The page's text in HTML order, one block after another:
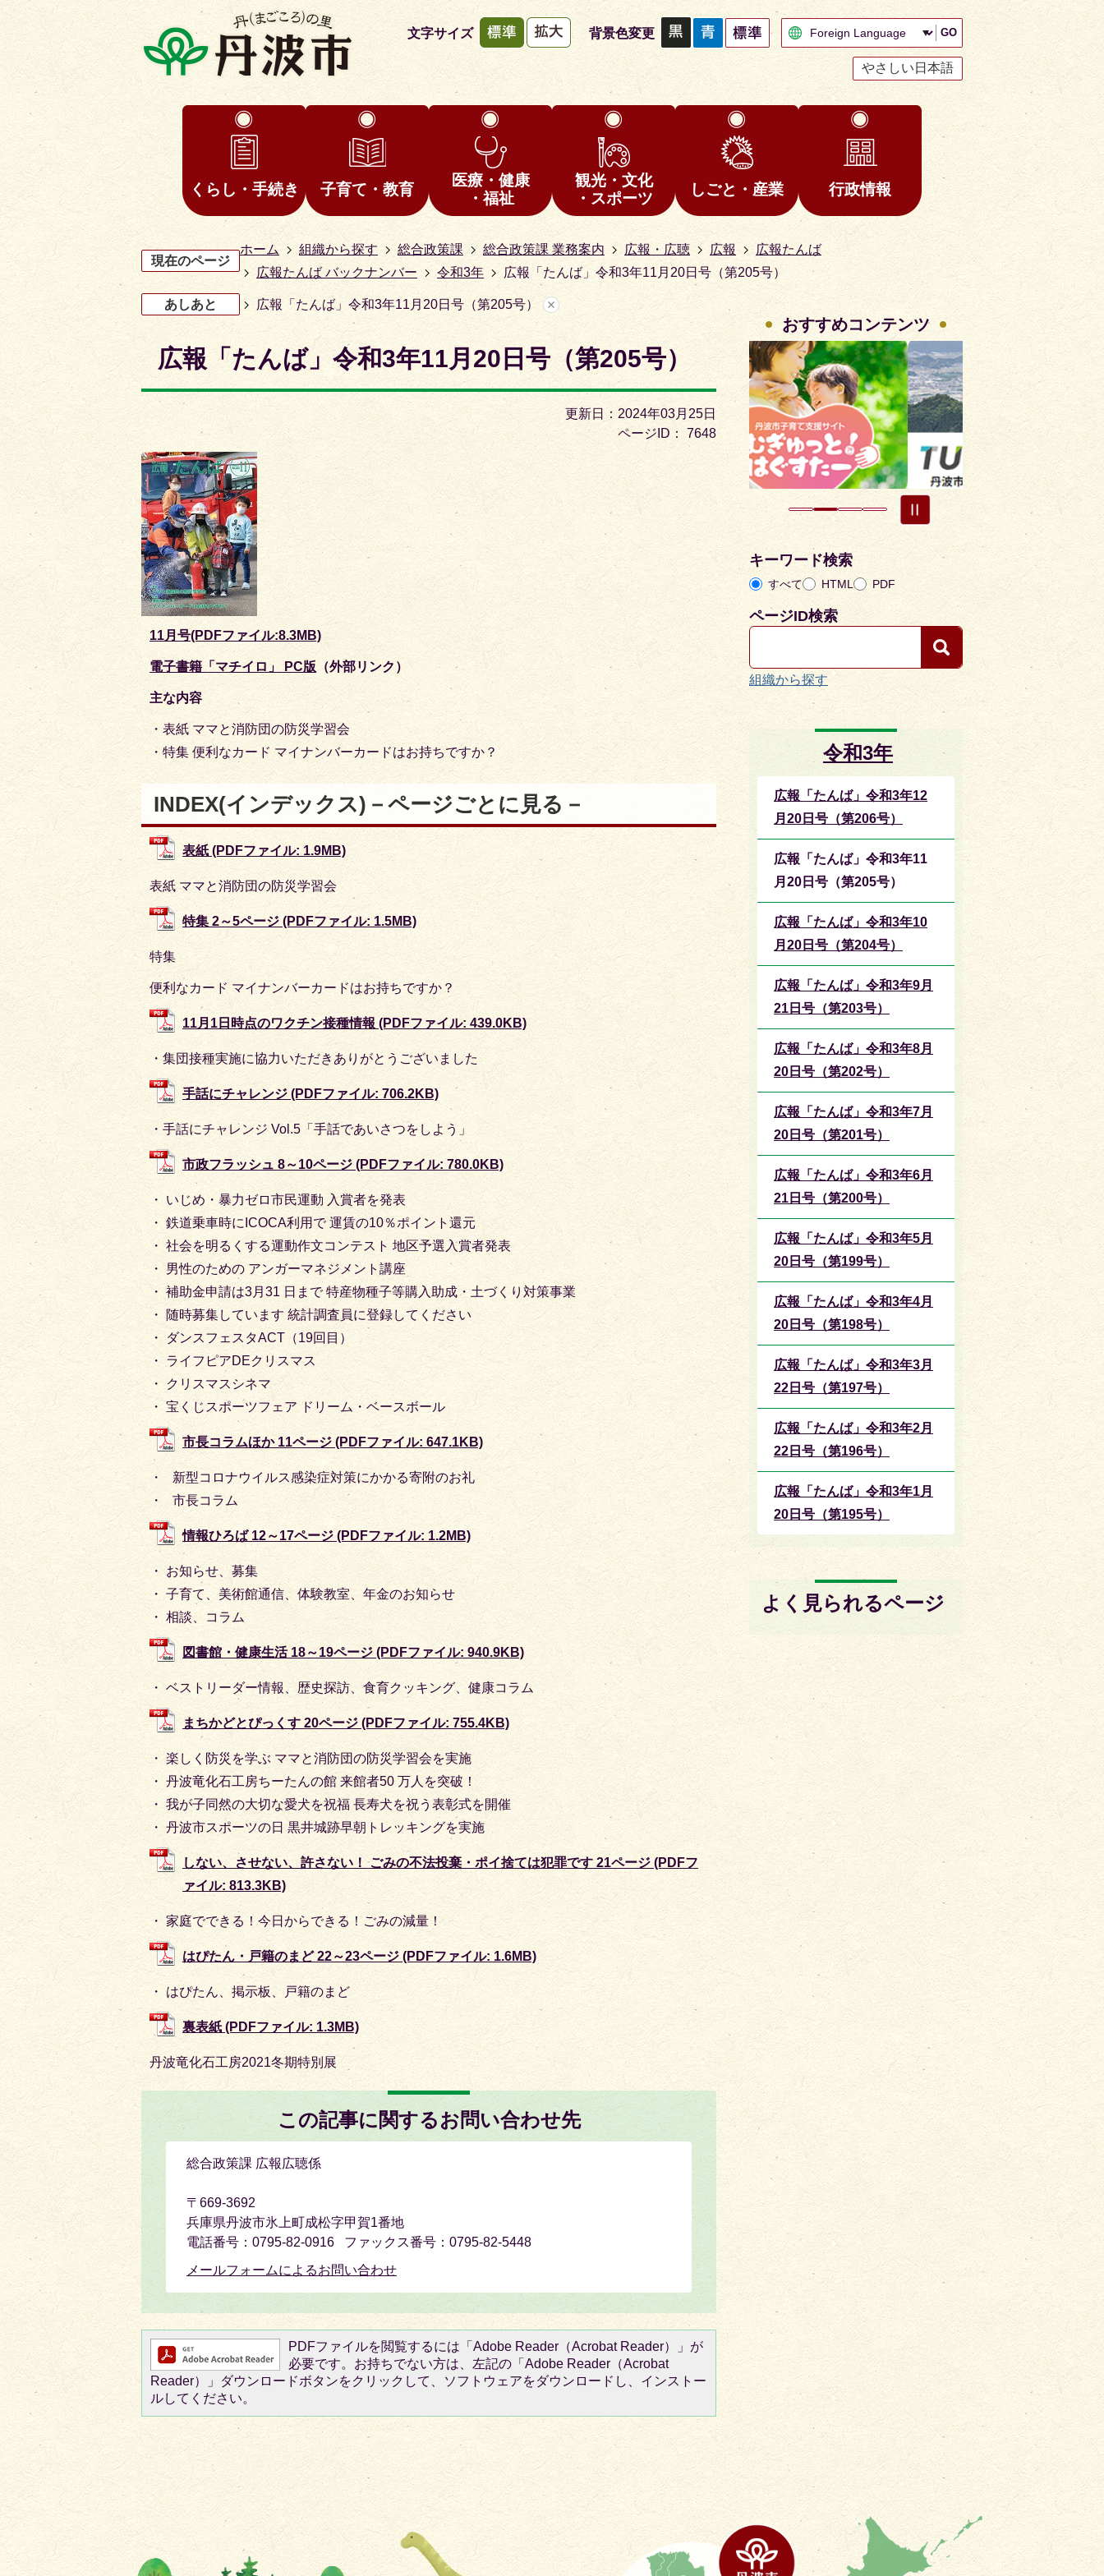
文字サイズ 背景色変更 GO
やさしい日本語
くらし・手続き 子育て・教育
医療・健康
・福祉
観光・文化
・スポーツ
しごと・産業 行政情報
現在のページ
ホーム 組織から探す 総合政策課 総合政策課 業務案内 広報・広聴 広報
広報たんば
広報たんば バックナンバー
令和3年 広報「たんば」令和3年11月20日号（第205号）
あしあと 広報「たんば」令和3年11月20日号（第205号）
広報「たんば」令和3年11月20日号（第205号）
更新日：2024年03月25日
ページID：
7648
11月号(PDFファイル:8.3MB)
電子書籍「マチイロ」 PC版（外部リンク）
主な内容
・表紙 ママと消防団の防災学習会
・特集 便利なカード マイナンバーカードはお持ちですか？
INDEX(インデックス)－ページごとに見る－
表紙 (PDFファイル: 1.9MB)
表紙 ママと消防団の防災学習会
特集 2～5ページ (PDFファイル: 1.5MB)
特集
便利なカード マイナンバーカードはお持ちですか？
11月1日時点のワクチン接種情報 (PDFファイル: 439.0KB)
・集団接種実施に協力いただきありがとうございました
手話にチャレンジ (PDFファイル: 706.2KB)
・手話にチャレンジ Vol.5「手話であいさつをしよう」
市政フラッシュ 8～10ページ (PDFファイル: 780.0KB)
・ いじめ・暴力ゼロ市民運動 入賞者を発表
・ 鉄道乗車時にICOCA利用で 運賃の10％ポイント還元
・ 社会を明るくする運動作文コンテスト 地区予選入賞者発表
・ 男性のための アンガーマネジメント講座
・ 補助金申請は3月31 日まで 特産物種子等購入助成・土づくり対策事業
・ 随時募集しています 統計調査員に登録してください
・ ダンスフェスタACT（19回目）
・ ライフピアDEクリスマス
・ クリスマスシネマ
・ 宝くじスポーツフェア ドリーム・ベースボール
市長コラムほか 11ページ (PDFファイル: 647.1KB)
・ 新型コロナウイルス感染症対策にかかる寄附のお礼
・ 市長コラム
情報ひろば 12～17ページ (PDFファイル: 1.2MB)
・ お知らせ、募集
・ 子育て、美術館通信、体験教室、年金のお知らせ
・ 相談、コラム
図書館・健康生活 18～19ページ (PDFファイル: 940.9KB)
・ ベストリーダー情報、歴史探訪、食育クッキング、健康コラム
まちかどとぴっくす 20ページ (PDFファイル: 755.4KB)
・ 楽しく防災を学ぶ ママと消防団の防災学習会を実施
・ 丹波竜化石工房ちーたんの館 来館者50 万人を突破！
・ 我が子同然の大切な愛犬を祝福 長寿犬を祝う表彰式を開催
・ 丹波市スポーツの日 黒井城跡早朝トレッキングを実施
しない、させない、許さない！ ごみの不法投棄・ポイ捨ては犯罪です 21ページ (PDFフ
ァイル: 813.3KB)
・ 家庭でできる！今日からできる！ごみの減量！
はぴたん・戸籍のまど 22～23ページ (PDFファイル: 1.6MB)
・ はぴたん、掲示板、戸籍のまど
裏表紙 (PDFファイル: 1.3MB)
丹波竜化石工房2021冬期特別展
この記事に関するお問い合わせ先
総合政策課 広報広聴係
〒669-3692
兵庫県丹波市氷上町成松字甲賀1番地
電話番号：0795-82-0916 ファックス番号：0795-82-5448
メールフォームによるお問い合わせ
PDFファイルを閲覧するには「Adobe Reader（Acrobat Reader）」が
必要です。お持ちでない方は、左記の「Adobe Reader（Acrobat
Reader）」ダウンロードボタンをクリックして、ソフトウェアをダウンロードし、インストー
ルしてください。
おすすめコンテンツ
枚
ス
枚
の
ス
1
枚
2
枚
目
の
ス
ラ
イ
3
枚
目
ラ
キーワード検索
すべて HTML PDF
ページID検索
組織から探す
令和3年
広報「たんば」令和3年12
月20日号（第206号）
広報「たんば」令和3年11
月20日号（第205号）
広報「たんば」令和3年10
月20日号（第204号）
広報「たんば」令和3年9月
21日号（第203号）
広報「たんば」令和3年8月
20日号（第202号）
広報「たんば」令和3年7月
20日号（第201号）
広報「たんば」令和3年6月
21日号（第200号）
広報「たんば」令和3年5月
20日号（第199号）
広報「たんば」令和3年4月
20日号（第198号）
広報「たんば」令和3年3月
22日号（第197号）
広報「たんば」令和3年2月
22日号（第196号）
広報「たんば」令和3年1月
20日号（第195号）
よく見られるページ